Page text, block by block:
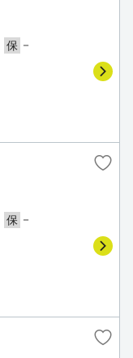
保 －
保 －